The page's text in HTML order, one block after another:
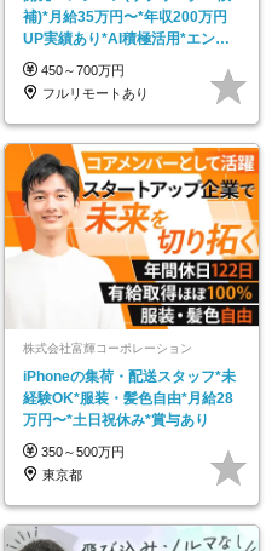
補)*月給35万円〜*年収200万円
UP実績あり*AI積極活用*エンド
直請け
450～700万円
フルリモートあり
株式会社富輝コーポレーション
iPhoneの集荷・配送スタッフ*未
経験OK*服装・髪色自由*月給28
万円〜*土日祝休み*賞与あり
350～500万円
東京都